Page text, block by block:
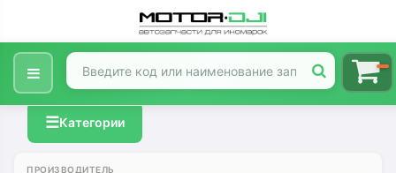
☰Категории
ПРОИЗВОДИТЕЛЬ